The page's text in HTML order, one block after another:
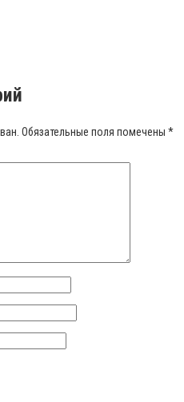
Обязательные поля помечены *